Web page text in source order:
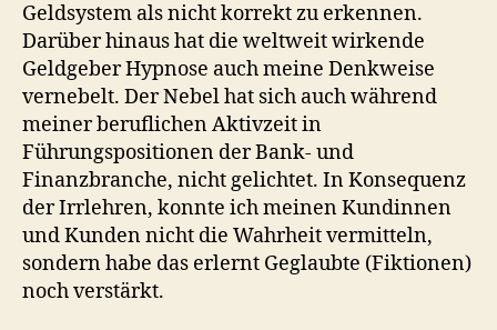
Geldsystem als nicht korrekt zu erkennen.
Darüber hinaus hat die weltweit wirkende
Geldgeber Hypnose auch meine Denkweise
vernebelt. Der Nebel hat sich auch während
meiner beruflichen Aktivzeit in
Führungspositionen der Bank- und
Finanzbranche, nicht gelichtet. In Konsequenz
der Irrlehren, konnte ich meinen Kundinnen
und Kunden nicht die Wahrheit vermitteln,
sondern habe das erlernt Geglaubte (Fiktionen)
noch verstärkt.